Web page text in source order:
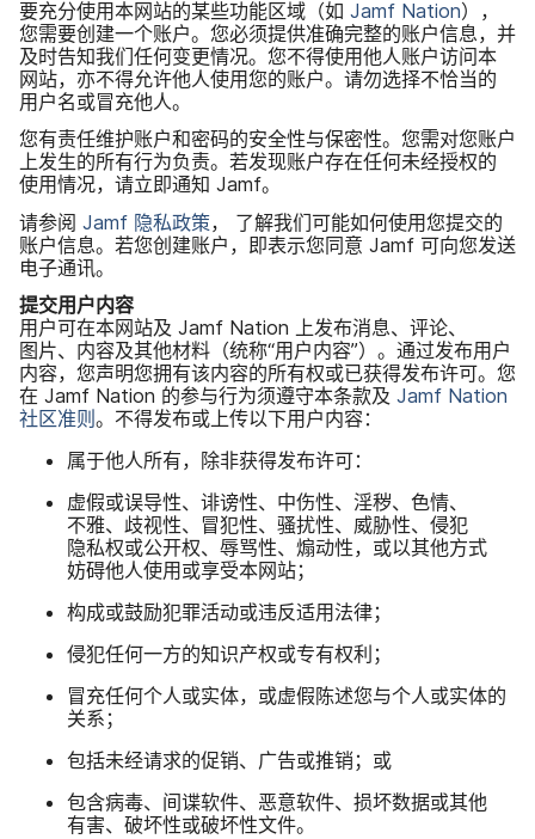
要​充分​使用​本​网站​的​某些​功能​区域​（如 Jamf Nation），​
您​需要​创建​一​个​账户。​您​必须​提供​准确​完整​的​账户​信息，​并​
及​时告知​我们​任何​变​更​情况。​您​不​得​使用​他​人​账户​访问​本​
网站，​亦​不​得​允许​他​人​使用​您​的​账户。​请​勿选择​不​恰当​的​
用户​名​或​冒充​他​人。
您​有​责任​维护​账户​和​密码​的​安全性​与​保密性。​您​需​对​您​账户​
上​发生​的​所有​行为​负责。​若发现​账户​存​在​任何​未​经​授权​的​
使用​情况，​请立即​通知 Jamf。
请​参阅 Jamf 隐私​政策，
了解​我们​可能​如何​使用​您​提交​的​
账户​信息。​若​您​创建​账户，​即​表示​您​同意 Jamf 可​向​您​发送​
电子​通讯。
提交​用​户​内容
用户​可​在​本​网站​及 Jamf Nation 上​发布​消息、​评论、​
图片、​内容​及​其他​材料​（统称​“用户​内容”）。​通过​发布​用户​
内容，​您​声明​您​拥有​该​内容​的​所有​权​或​已​获得​发布许可。​您​
在 Jamf Nation 的​参与​行​为​须​遵​守本​条款​及 Jamf Nation
社区​准​则 。​不得​发布​或​上传以​下用​户​内容：
属于​他​人​所有，​除​非​获得​发布许​可：
虚假​或​误导性、​诽谤性、​中伤性、​淫秽、​色情、​
不雅、​歧视性、​冒犯性、​骚扰性、​威胁性、​侵犯​
隐私权​或​公开权、​辱骂性、​煽动性，​或​以​其他​方式​
妨碍​他​人​使用​或​享受本​网站；
构成​或​鼓励​犯罪​活动​或​违反​适用​法律；
侵犯​任何​一方​的​知识​产权​或​专有​权利；
冒​充任何​个人​或​实体，​或​虚假​陈述您​与​个人​或​实体​的​
关系；
包括​未​经​请​求​的​促销、​广告​或​推销；​或
包含​病毒、​间谍​软件、​恶意​软件、​损坏​数据​或​其他​
有害、​破坏性​或​破坏性​文件。